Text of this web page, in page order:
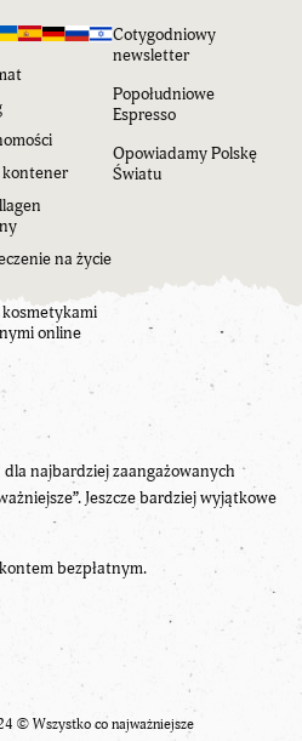
kontener
na życie
kosmetykami
online
Cotygodniowy
newsletter
Popołudniowe
Espresso
Opowiadamy Polskę
Światu
najbardziej zaangażowanych
Jeszcze bardziej wyjątkowe
bezpłatnym.
© Wszystko co najważniejsze